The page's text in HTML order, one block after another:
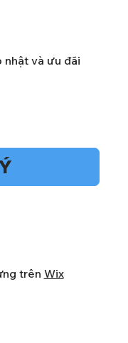
và ưu đãi
trên Wix